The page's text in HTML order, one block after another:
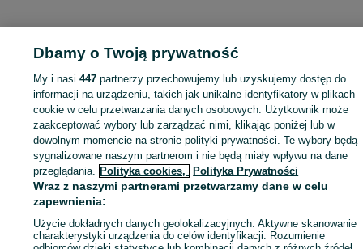
Zaloguj się lub załóż konto na OLX, aby skontaktować się z
sprzedającym
Zaloguj się / Załóż konto
Zadzwoń / SMS Wyślij wiadomość
Dbamy o Twoją prywatność
My i nasi447 partnerzy przechowujemy lub uzyskujemy dostęp do
informacji na urządzeniu, takich jak unikalne identyfikatory w plikach
cookie w celu przetwarzania danych osobowych. Użytkownik może
zaakceptować wybory lub zarządzać nimi, klikając poniżej lub w
dowolnym momencie na stronie polityki prywatności. Te wybory będą
sygnalizowane naszym partnerom i nie będą miały wpływu na dane
przeglądania. Polityka cookies, Polityka Prywatności
Wraz z naszymi partnerami przetwarzamy dane w celu
zapewnienia:
Użycie dokładnych danych geolokalizacyjnych. Aktywne skanowanie
charakterystyki urządzenia do celów identyfikacji. Rozumienie